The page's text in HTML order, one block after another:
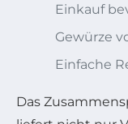
Einkauf
Gewürze
Einfache
Das